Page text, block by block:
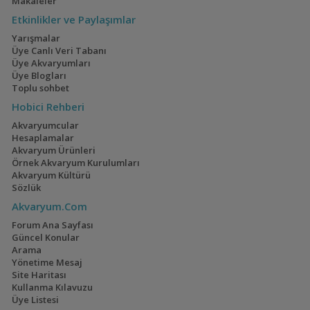
Geophagus Red
Head Tapajos
Ateşağız
Mavi Melek Karides
Cyrtocara Moorii
Etkinlikler ve Paylaşımlar
Yarışmalar
Üye Canlı Veri Tabanı
Üye Akvaryumları
Üye Blogları
Toplu sohbet
Hobici Rehberi
Akvaryumcular
Hesaplamalar
Akvaryum Ürünleri
Örnek Akvaryum Kurulumları
Akvaryum Kültürü
Sözlük
Akvaryum.Com
Forum Ana Sayfası
Güncel Konular
Arama
Yönetime Mesaj
Site Haritası
Kullanma Kılavuzu
Üye Listesi